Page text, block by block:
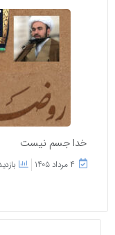
خدا جسم نیست
۴ مرداد ۱۴۰۵ بازدید : 58